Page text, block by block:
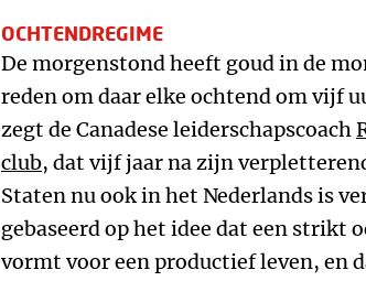
OCHTENDREGIME
De morgenstond heeft goud in de
reden om daar elke ochtend om vijf
zegt de Canadese leiderschapscoach
club, dat vijf jaar na zijn
Staten nu ook in het Nederlands is
gebaseerd op het idee dat een strikt
vormt voor een productief leven, en